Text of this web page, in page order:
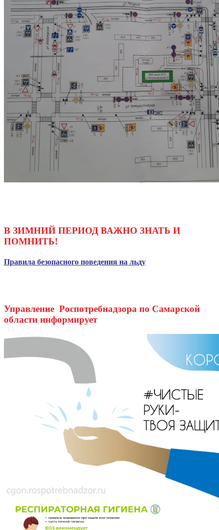
В ЗИМНИЙ ПЕРИОД ВАЖНО ЗНАТЬ И
ПОМНИТЬ!
Правила безопасного поведения на льду
Управление Роспотребнадзора по Самарской
области информирует